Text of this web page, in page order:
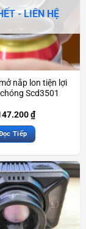
- LIÊN HỆ
nắp lon tiện lợi
Scd3501
₫
Tiếp